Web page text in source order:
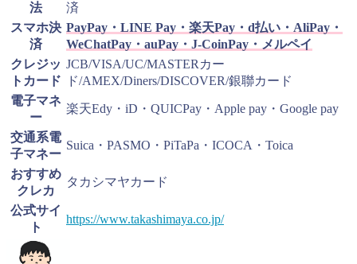
法
済
スマホ決
済
PayPay・LINE Pay・楽天Pay・d払い・AliPay・
WeChatPay・auPay・J-CoinPay・メルペイ
クレジッ
トカード
JCB/VISA/UC/MASTERカー
ド/AMEX/Diners/DISCOVER/銀聯カード
電子マネ
ー
楽天Edy・iD・QUICPay・Apple pay・Google pay
交通系電
子マネー
Suica・PASMO・PiTaPa・ICOCA・Toica
おすすめ
クレカ
タカシマヤカード
公式サイ
ト
https://www.takashimaya.co.jp/